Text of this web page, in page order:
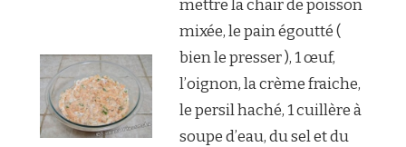
mettre la chair de poisson
mixée, le pain égoutté (
bien le presser ), 1 œuf,
l’oignon, la crème fraiche,
le persil haché, 1 cuillère à
soupe d’eau, du sel et du